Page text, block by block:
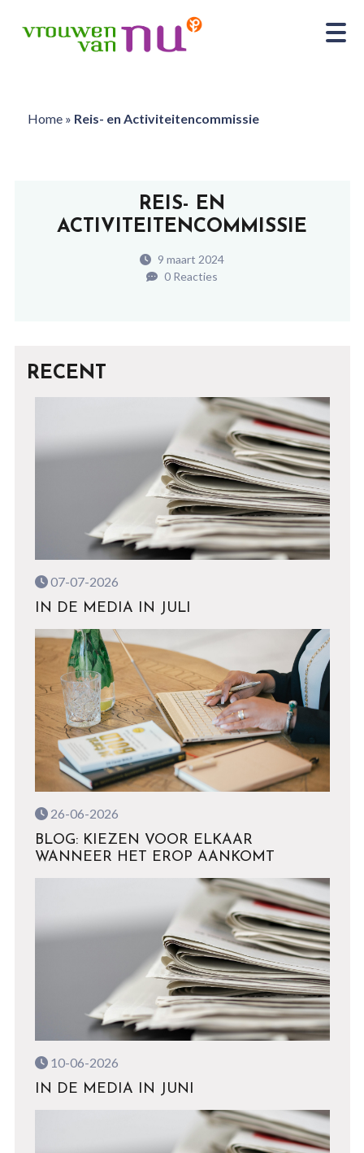
Home» Reis- en Activiteitencommissie
REIS- EN
ACTIVITEITENCOMMISSIE
9 maart 2024
0 Reacties
RECENT
07-07-2026
IN DE MEDIA IN JULI
26-06-2026
BLOG: KIEZEN VOOR ELKAAR
WANNEER HET EROP AANKOMT
10-06-2026
IN DE MEDIA IN JUNI